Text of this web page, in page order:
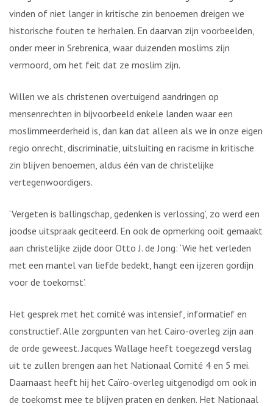
vinden of niet langer in kritische zin benoemen dreigen we
historische fouten te herhalen. En daarvan zijn voorbeelden,
onder meer in Srebrenica, waar duizenden moslims zijn
vermoord, om het feit dat ze moslim zijn.
Willen we als christenen overtuigend aandringen op
mensenrechten in bijvoorbeeld enkele landen waar een
moslimmeerderheid is, dan kan dat alleen als we in onze eigen
regio onrecht, discriminatie, uitsluiting en racisme in kritische
zin blijven benoemen, aldus één van de christelijke
vertegenwoordigers.
‘Vergeten is ballingschap, gedenken is verlossing’, zo werd een
joodse uitspraak geciteerd. En ook de opmerking ooit gemaakt
aan christelijke zijde door Otto J. de Jong: ‘Wie het verleden
met een mantel van liefde bedekt, hangt een ijzeren gordijn
voor de toekomst’.
Het gesprek met het comité was intensief, informatief en
constructief. Alle zorgpunten van het Cairo-overleg zijn aan
de orde geweest. Jacques Wallage heeft toegezegd verslag
uit te zullen brengen aan het Nationaal Comité 4 en 5 mei.
Daarnaast heeft hij het Caïro-overleg uitgenodigd om ook in
de toekomst mee te blijven praten en denken. Het Nationaal